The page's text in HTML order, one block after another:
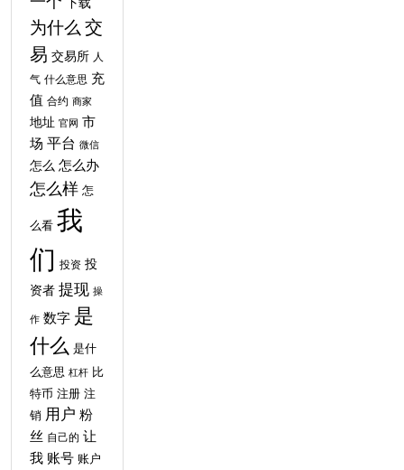
为什么 交
易 交易所 人
气 什么意思 充
值 合约 商家
地址 官网 市
场 平台 微信
怎么 怎么办
怎么样 怎
么看 我
们 投资 投
资者 提现 操
作 数字 是
什么 是什
么意思 杠杆 比
特币 注册 注
销 用户 粉
丝 自己的 让
我 账号 账户